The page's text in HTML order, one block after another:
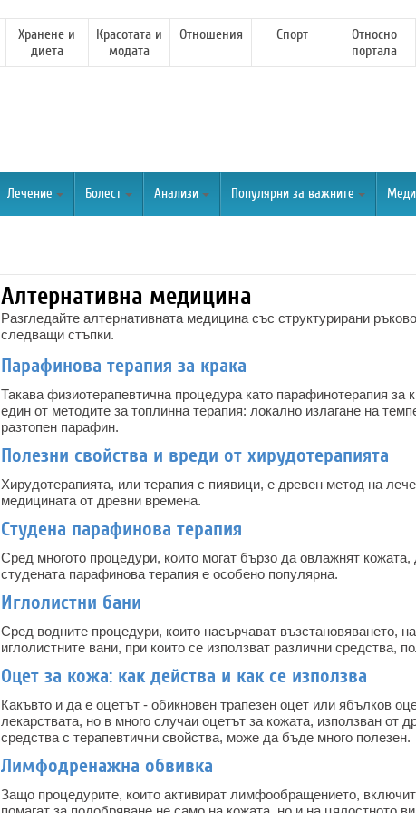
Хранене и
диета
Красотата и
модата
Отношения Спорт
Относно
портала
Лечение Болест Анализи Популярни за важните
Алтернативна медицина
Разгледайте алтернативната медицина със структурирани
следващи стъпки.
Парафинова терапия за крака
Такава физиотерапевтична процедура като парафинотерапия за
един от методите за топлинна терапия: локално излагане на
разтопен парафин.
Полезни свойства и вреди от хирудотерапията
Хирудотерапията, или терапия с пиявици, е древен метод на
медицината от древни времена.
Студена парафинова терапия
Сред многото процедури, които могат бързо да овлажнят
студената парафинова терапия е особено популярна.
Иглолистни бани
Сред водните процедури, които насърчават възстановяването,
иглолистните вани, при които се използват различни средства,
Оцет за кожа: как действа и как се използва
Какъвто и да е оцетът - обикновен трапезен оцет или ябълков
лекарствата, но в много случаи оцетът за кожата, използван от
средства с терапевтични свойства, може да бъде много полезен.
Лимфодренажна обвивка
Защо процедурите, които активират лимфообращението,